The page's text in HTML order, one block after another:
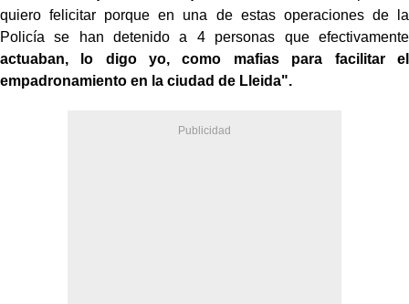
quiero felicitar porque en una de estas operaciones de la
Policía se han detenido a 4 personas que efectivamente
actuaban, lo digo yo, como mafias para facilitar el
empadronamiento en la ciudad de Lleida".